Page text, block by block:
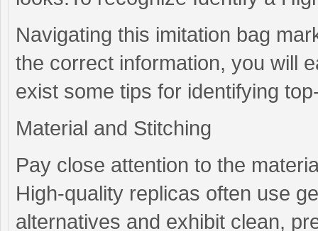
Navigating this imitation bag
the correct information, you will
exist some tips for identifying
Material and Stitching
Pay close attention to the
High-quality replicas often use
alternatives and exhibit clean,